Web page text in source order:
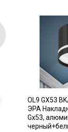
OL9 GX53
ЭРА
Gx53,